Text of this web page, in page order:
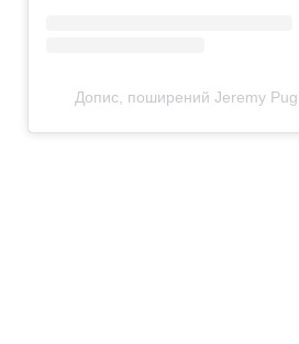
Допис, поширений Jeremy